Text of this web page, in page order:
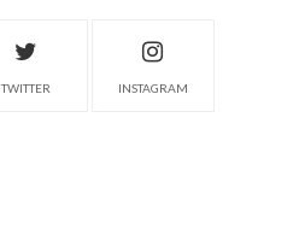
TWITTER INSTAGRAM